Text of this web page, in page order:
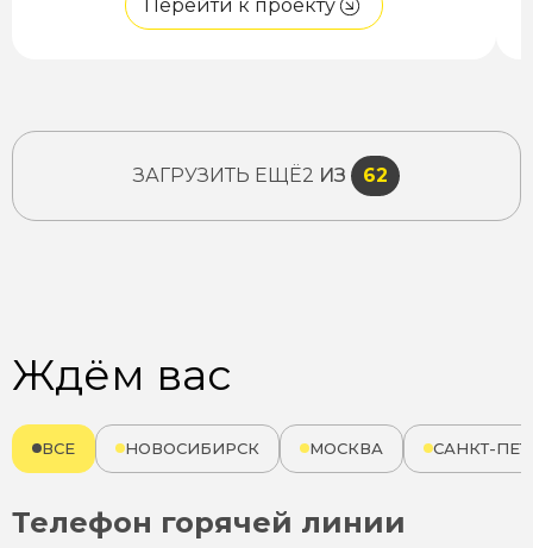
Перейти к проекту
ЗАГРУЗИТЬ ЕЩЁ2 ИЗ 62
Ждём вас
ВСЕ НОВОСИБИРСК МОСКВА САНКТ-
Телефон горячей линии